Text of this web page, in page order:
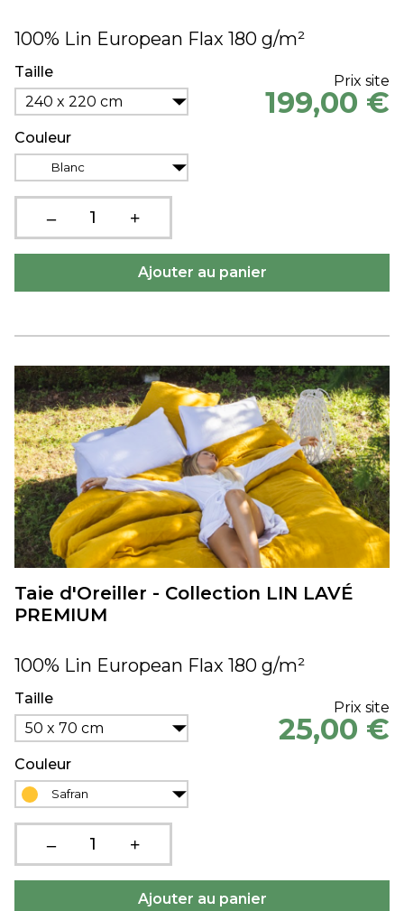
100% Lin European Flax 180 g/m²
Taille
240 x 220 cm
Couleur
Blanc
Prix site
199,00 €
Taie d'Oreiller - Collection LIN LAVÉ
PREMIUM
100% Lin European Flax 180 g/m²
Taille
50 x 70 cm
Couleur
Safran
Prix site
25,00 €